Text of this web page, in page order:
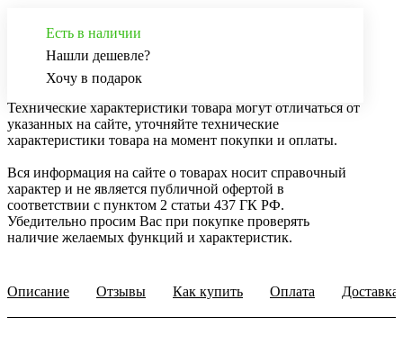
Есть в наличии
Нашли дешевле?
Хочу в подарок
Технические характеристики товара могут отличаться от
указанных на сайте, уточняйте технические
характеристики товара на момент покупки и оплаты.
Вся информация на сайте о товарах носит справочный
характер и не является публичной офертой в
соответствии с пунктом 2 статьи 437 ГК РФ.
Убедительно просим Вас при покупке проверять
наличие желаемых функций и характеристик.
Описание Отзывы Как купить Оплата Доставка